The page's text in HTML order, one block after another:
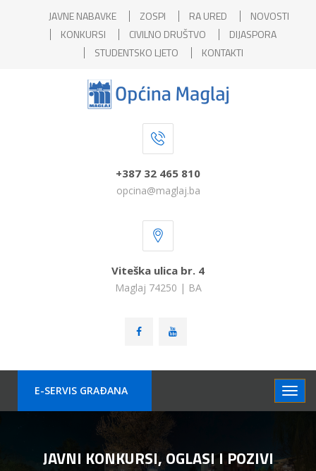
JAVNE NABAVKE ZOSPI RA URED
NOVOSTI
KONKURSI
CIVILNO DRUŠTVO
DIJASPORA
STUDENTSKO LJETO
KONTAKTI
+387 32 465 810
opcina@maglaj.ba
Viteška ulica br. 4
Maglaj 74250 | BA
E-SERVIS GRAÐANA
JAVNI KONKURSI, OGLASI I POZIVI